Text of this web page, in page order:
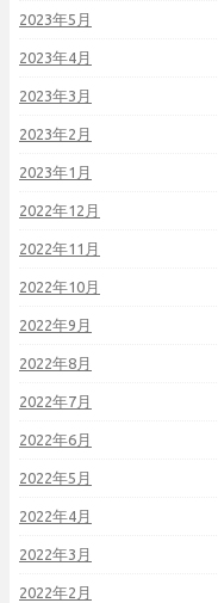
2023年5月
2023年4月
2023年3月
2023年2月
2023年1月
2022年12月
2022年11月
2022年10月
2022年9月
2022年8月
2022年7月
2022年6月
2022年5月
2022年4月
2022年3月
2022年2月